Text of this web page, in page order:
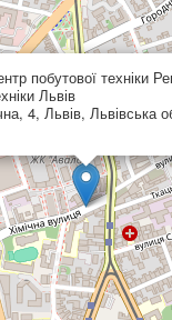
побутової техніки
Львів
4, Львів, Львівська